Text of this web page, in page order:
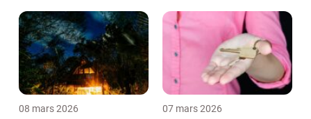
08 mars 2026 07 mars 2026